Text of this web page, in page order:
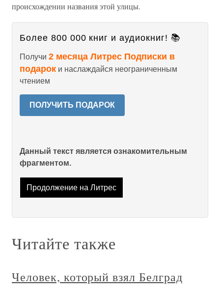
происхождении названия этой улицы.
Более 800 000 книг и аудиокниг! 📚
Получи 2 месяца Литрес Подписки в
подарок и наслаждайся неограниченным
чтением
ПОЛУЧИТЬ ПОДАРОК
Данный текст является ознакомительным
фрагментом.
Продолжение на Литрес
Читайте также
Человек, который взял Белград